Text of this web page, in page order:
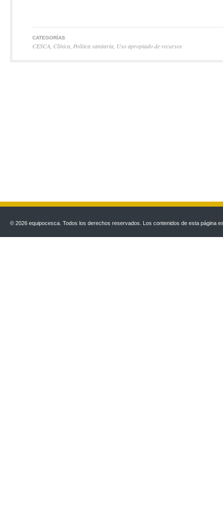
CATEGORÍAS
CESCA Clínica Política sanitaria Uso apropiado de recursos
© 2026 equipocesca. Todos los derechos reservados. Los contenidos de esta página